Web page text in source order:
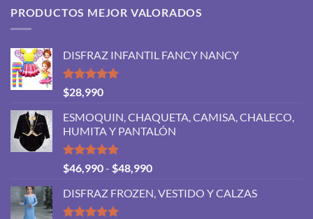
PRODUCTOS MEJOR VALORADOS
DISFRAZ INFANTIL FANCY NANCY
Valorado
con
de 5
$28,990
ESMOQUIN, CHAQUETA, CAMISA, CHALECO,
HUMITA Y PANTALÓN
Valorado
con
de 5
$46,990- $48,990Rango
precios:
DISFRAZ FROZEN, VESTIDO Y CALZAS